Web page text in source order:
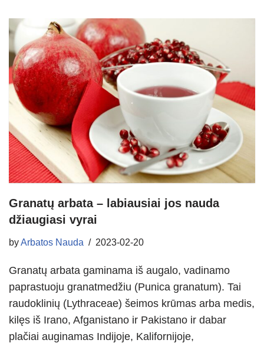
Granatų arbata – labiausiai jos nauda
džiaugiasi vyrai
byArbatos Nauda 2023-02-20
Granatų arbata gaminama iš augalo, vadinamo
paprastuoju granatmedžiu (Punica granatum). Tai
raudoklinių (Lythraceae) šeimos krūmas arba medis,
kilęs iš Irano, Afganistano ir Pakistano ir dabar
plačiai auginamas Indijoje, Kalifornijoje,